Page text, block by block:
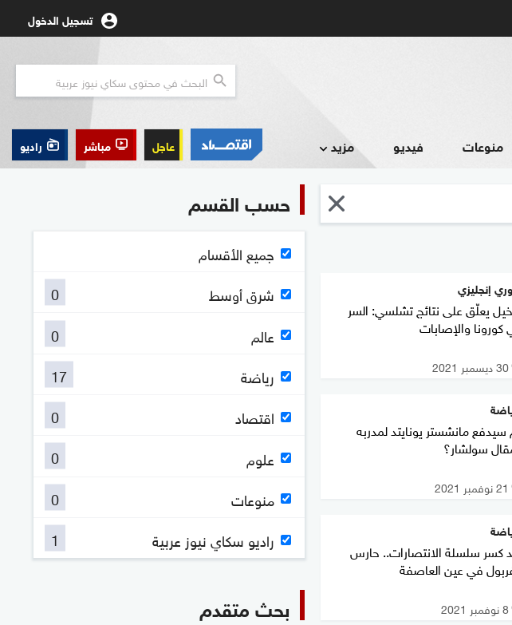
تسجيل الدخول
منوعات فيديو مزيد عاجل مباشر راديو
إنجليزي
يعلّق على نتائج تشلسي: السر
والإصابات
30 ديسمبر 2021
مانشستر يونايتد لمدربه
سولشار؟
21 نوفمبر 2021
كسر سلسلة الانتصارات.. حارس
في عين العاصفة
8 نوفمبر 2021
حسب القسم
جميع الأقسام
شرق أوسط
0
عالم
0
رياضة
17
اقتصاد
0
علوم
0
منوعات
0
راديو سكاي نيوز عربية
1
بحث متقدم